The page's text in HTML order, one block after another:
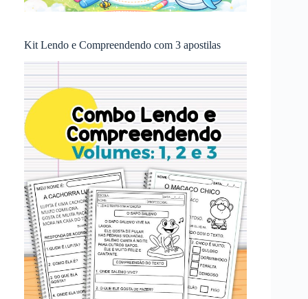
Kit Lendo e Compreendendo com 3 apostilas